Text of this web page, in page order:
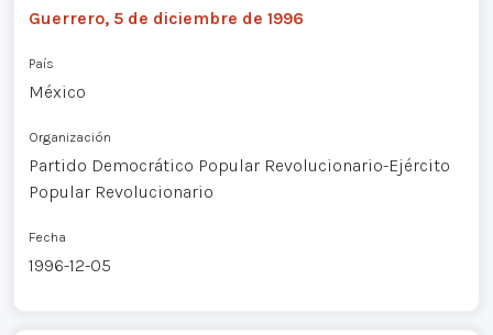
Guerrero, 5 de diciembre de 1996
País
México
Organización
Partido Democrático Popular Revolucionario-Ejército
Popular Revolucionario
Fecha
1996-12-05